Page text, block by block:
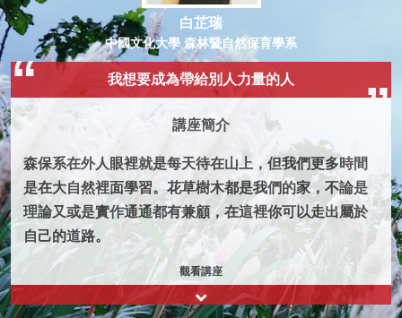
白芷瑞
中國文化大學 森林暨自然保育學系
我想要成為帶給別人力量的人
講座簡介
森保系在外人眼裡就是每天待在山上，但我們更多時間
是在大自然裡面學習。花草樹木都是我們的家，不論是
理論又或是實作通通都有兼顧，在這裡你可以走出屬於
自己的道路。
觀看講座